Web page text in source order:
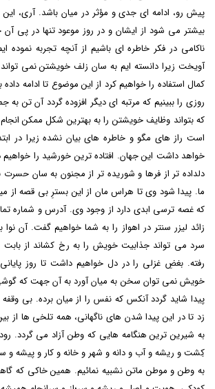
پیش رو، ادامه ای جدی و مؤثر در میان باشد. آری،
بیشتر می شود از ایشان و در روز موعود تنها در پی آن
ناکامی در فکر خاطره ای باشیم از آنچه تجربه نموده
آویخت زیرا دانسته ایم به سان زلف خویشتن نمی تواند
کمال استفاده را خواهیم کرد از این موضوع تا ادامه
روزی را ببینیم که مرتبه ای دیگر افزوده گردد آن تن
که بتواند وظایف خویشتن را به بهترین شکل ممکن
است راز های مگو و خاطره های بیان نشده زیرا در
خواهد داشت این جهان. افتاده ترین خورشید را
دلداده تر از فرها و شوریده تر از مجنون به سان حسرت
ما. پیدا شود وی تا هراس مان از این بسترِ بی قصه از
که غصه ترسی ابدی دارد از وجود وی. آدرس و شماره
زائد لیزر سنتر در اهواز را به شما خواهیم گفت. آن
سرد می تواند جذابیت خویش را به رخ کشاند از بابت
رفته. بغضِ غزلی را در دل خواهیم داشت تا روز
خویش نمی توان سخن به میان آورد به آن جهت که
پیدا شاید گردد آنکس که نفس را از میان برده. بی
زد تا در این پیدا شدن های ناگهانی، همه تلخی ها از
به شیرین ترین هنگامه هایی که وطن آزاد می گردد.
کِشت و ریشه و آب و دانه و شهر و خانه و کار و پیشه و
به وطن و موطن ماتن نشبیه نمائیم. همین خاکی که